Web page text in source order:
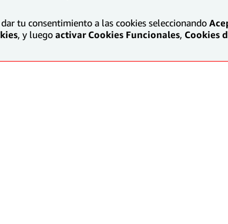
tu consentimiento a las cookies seleccionando
, y luego activar Cookies Funcionales, Cookies